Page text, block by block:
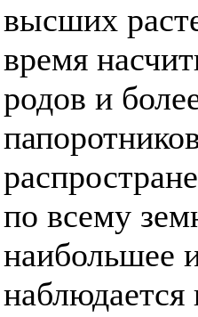
высших
время
родов и
по всему
наибольшее